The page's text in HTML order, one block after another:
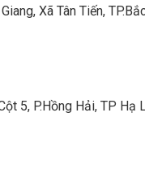
Xã Tân Tiến,
5, P.Hồng Hải, TP Hạ